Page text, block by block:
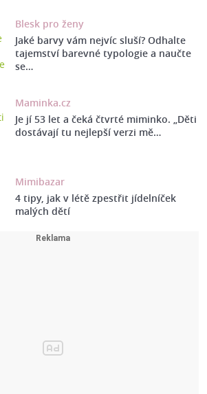
Blesk pro ženy
Jaké barvy vám nejvíc sluší? Odhalte
tajemství barevné typologie a naučte
se…
Maminka.cz
Je jí 53 let a čeká čtvrté miminko. „Děti
dostávají tu nejlepší verzi mě…
Mimibazar
4 tipy, jak v létě zpestřit jídelníček
malých dětí